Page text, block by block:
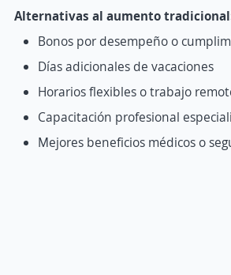
Alternativas al aumento
Bonos por desempeño o
Días adicionales de vacaciones
Horarios flexibles o trabajo
Capacitación profesional
Mejores beneficios médicos o